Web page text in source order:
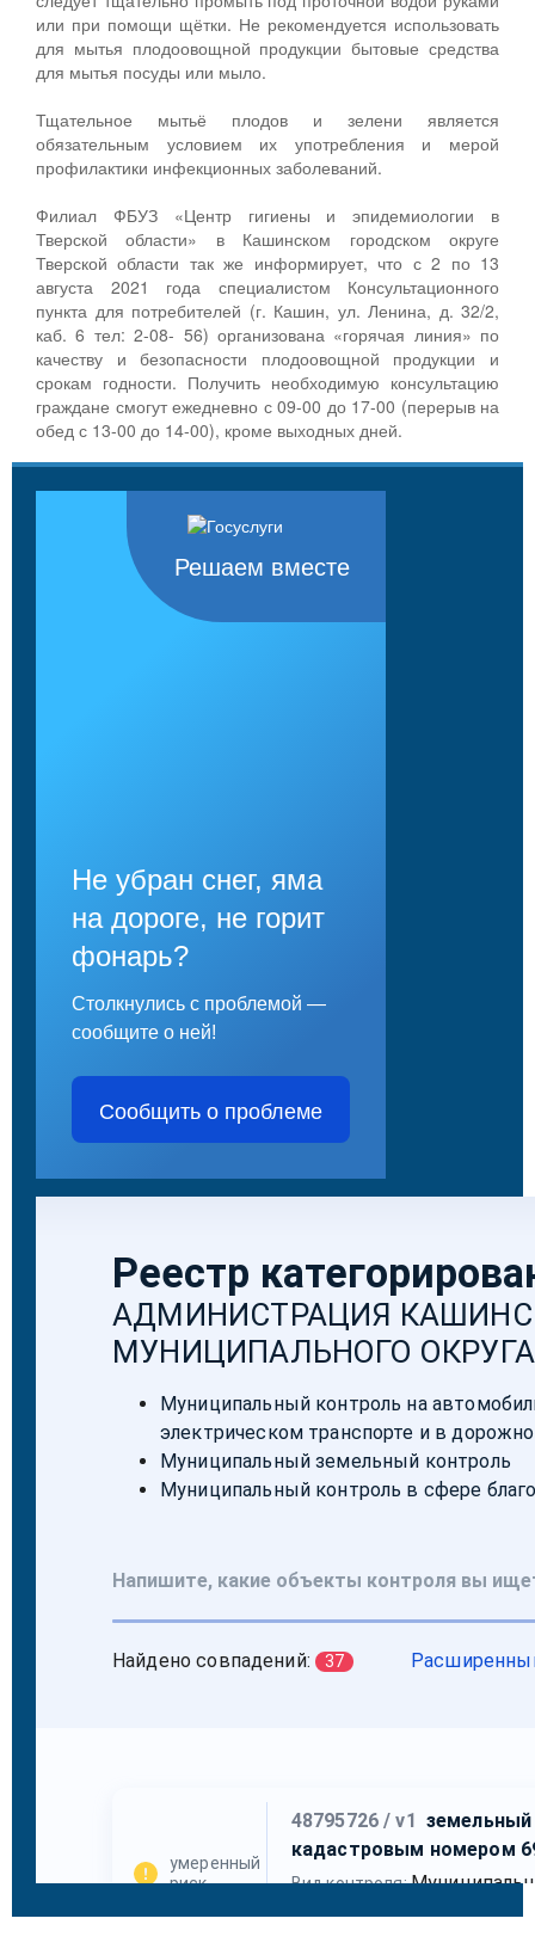
или при помощи щётки. Не рекомендуется использовать
для мытья плодоовощной продукции бытовые средства
для мытья посуды или мыло.
Тщательное мытьё плодов и зелени является
обязательным условием их употребления и мерой
профилактики инфекционных заболеваний.
Филиал ФБУЗ «Центр гигиены и эпидемиологии в
Тверской области» в Кашинском городском округе
Тверской области так же информирует, что с 2 по 13
августа 2021 года специалистом Консультационного
пункта для потребителей (г. Кашин, ул. Ленина, д. 32/2,
каб. 6 тел: 2-08- 56) организована «горячая линия» по
качеству и безопасности плодоовощной продукции и
срокам годности. Получить необходимую консультацию
граждане смогут ежедневно с 09-00 до 17-00 (перерыв на
обед с 13-00 до 14-00), кроме выходных дней.
Решаем вместе
Не убран снег, яма
на дороге, не горит
фонарь?
Столкнулись с проблемой —
сообщите о ней!
Сообщить о проблеме